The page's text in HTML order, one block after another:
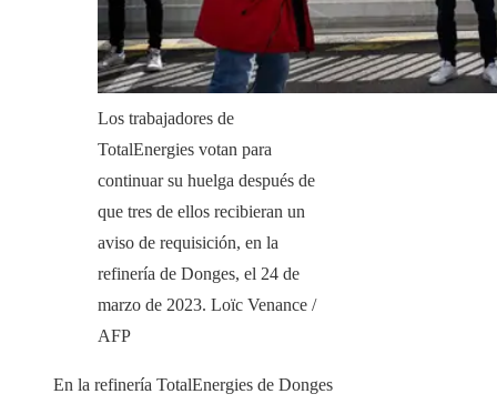
Los trabajadores de
TotalEnergies votan para
continuar su huelga después de
que tres de ellos recibieran un
aviso de requisición, en la
refinería de Donges, el 24 de
marzo de 2023. Loïc Venance /
AFP
En la refinería TotalEnergies de Donges